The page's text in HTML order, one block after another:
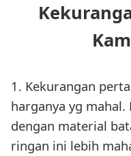
1. Kekurangan
harganya yg
dengan material
ringan ini lebih